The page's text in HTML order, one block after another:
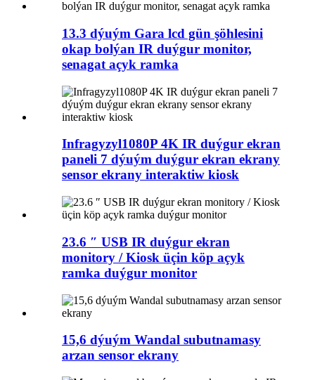
13.3 dýuým Gara lcd gün şöhlesini
okap bolýan IR duýgur monitor,
senagat açyk ramka
Infragyzyl1080P 4K IR duýgur ekran
paneli 7 dýuým duýgur ekran ekrany
sensor ekrany interaktiw kiosk
23.6 ″ USB IR duýgur ekran
monitory / Kiosk üçin köp açyk
ramka duýgur monitor
15,6 dýuým Wandal subutnamasy
arzan sensor ekrany